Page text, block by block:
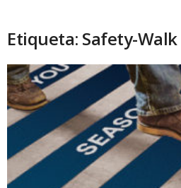
Etiqueta: Safety-Walk